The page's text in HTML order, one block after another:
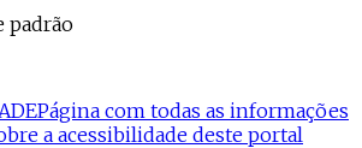
padrão
Página com todas as informações
a acessibilidade deste portal